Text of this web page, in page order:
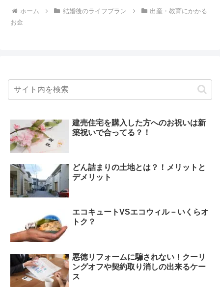
ホーム 結婚後のライフプラン
出産・教育にかかる
お金
建売住宅を購入した方へのお祝いは新
築祝いで合ってる？！
どん詰まりの土地とは？！メリットと
デメリット
エコキュートVSエコウィル－いくらオ
トク？
悪徳リフォームに騙されない！クーリ
ングオフや契約取り消しの出来るケー
ス